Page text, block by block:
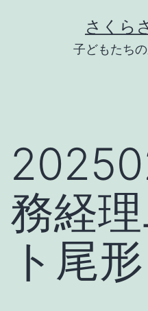
さくら
子どもたち
務経
ト尾形